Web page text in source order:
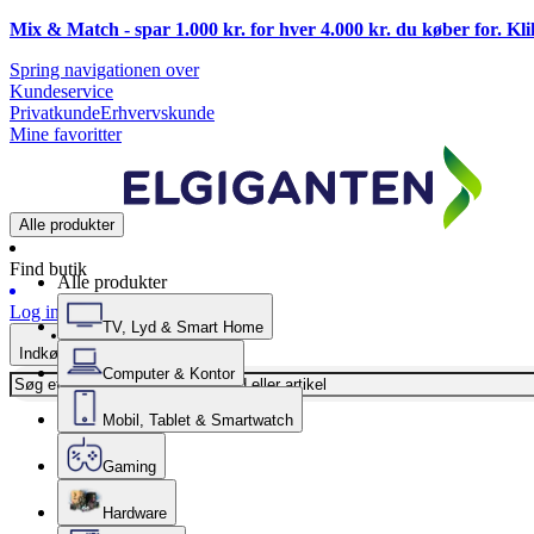
Mix & Match - spar 1.000 kr. for hver 4.000 kr. du køber for.
Spring navigationen over
Kundeservice
PrivatkundeErhvervskunde
Mine favoritter
Alle produkter
Find butik
Log ind
Indkøbskurv
Alle produkter
TV, Lyd & Smart Home
Computer & Kontor
Mobil, Tablet & Smartwatch
Gaming
Hardware